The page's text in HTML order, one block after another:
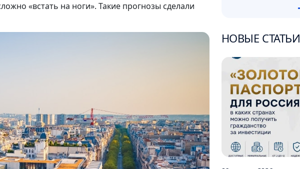
«встать на ноги». Такие прогнозы сделали
НОВЫЕ СТАТЬИ